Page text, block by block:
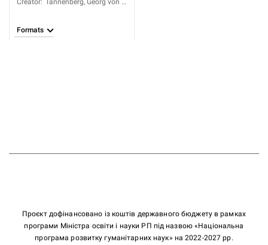
Creator: Tannenberg, Georg von (
Formats
Проєкт дофінансовано із коштів державного бюджету в рамках
програми Міністра освіти і науки РП під назвою «Національна
програма розвитку гуманітарних наук» на 2022-2027 рр.